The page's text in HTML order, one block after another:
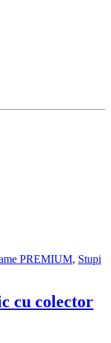
PREMIUM, Stupi
cu colector